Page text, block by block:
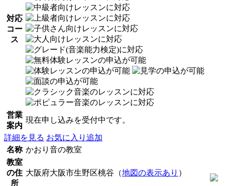
対応
コー
ス
営業
案内
現在申し込みを受付中です。
詳細を見る お気に入り追加
名称 かおり音の教室
教室
の住
所
大阪府大阪市生野区桃谷（地図の表示あり ）